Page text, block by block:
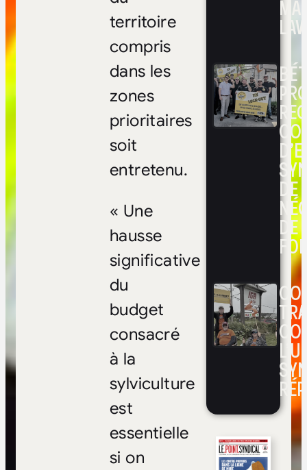
DE
DE
FOI
territoire
compris
dans les
zones
prioritaires
soit
entretenu.
« Une
hausse
significative
du
budget
consacré
à la
sylviculture
est
essentielle
si on